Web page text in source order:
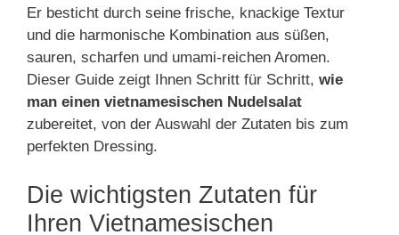
Er besticht durch seine frische, knackige Textur
und die harmonische Kombination aus süßen,
sauren, scharfen und umami-reichen Aromen.
Dieser Guide zeigt Ihnen Schritt für Schritt, wie
man einen vietnamesischen Nudelsalat
zubereitet, von der Auswahl der Zutaten bis zum
perfekten Dressing.
Die wichtigsten Zutaten für
Ihren Vietnamesischen